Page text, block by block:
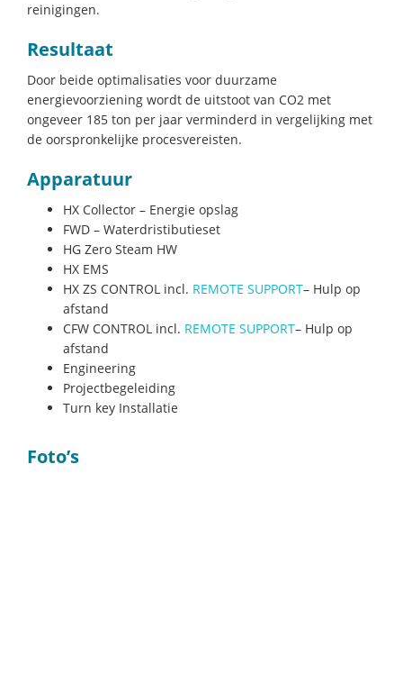
reinigingen.
Resultaat
Door beide optimalisaties voor duurzame
energievoorziening wordt de uitstoot van CO2 met
ongeveer 185 ton per jaar verminderd in vergelijking met
de oorspronkelijke procesvereisten.
Apparatuur
HX Collector – Energie opslag
FWD – Waterdristibutieset
HG Zero Steam HW
HX EMS
HX ZS CONTROL incl. REMOTE SUPPORT– Hulp op
afstand
CFW CONTROL incl. REMOTE SUPPORT– Hulp op
afstand
Engineering
Projectbegeleiding
Turn key Installatie
Foto’s